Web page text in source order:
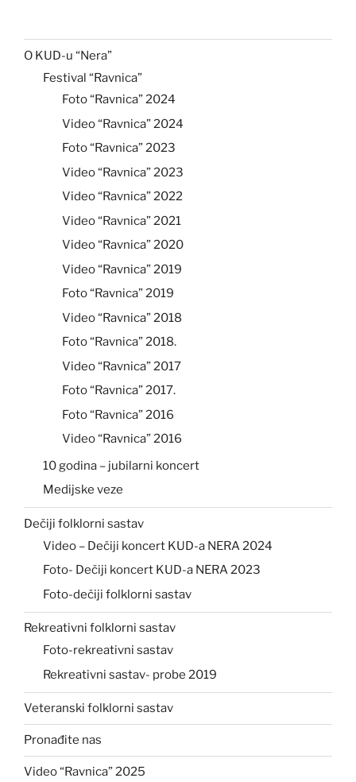
O KUD-u “Nera”
Festival “Ravnica”
Foto “Ravnica” 2024
Video “Ravnica” 2024
Foto “Ravnica” 2023
Video “Ravnica” 2023
Video “Ravnica” 2022
Video “Ravnica” 2021
Video “Ravnica” 2020
Video “Ravnica” 2019
Foto “Ravnica” 2019
Video “Ravnica” 2018
Foto “Ravnica” 2018.
Video “Ravnica” 2017
Foto “Ravnica” 2017.
Foto “Ravnica” 2016
Video “Ravnica” 2016
10 godina – jubilarni koncert
Medijske veze
Dečiji folklorni sastav
Video – Dečiji koncert KUD-a NERA 2024
Foto- Dečiji koncert KUD-a NERA 2023
Foto-dečiji folklorni sastav
Rekreativni folklorni sastav
Foto-rekreativni sastav
Rekreativni sastav- probe 2019
Veteranski folklorni sastav
Pronađite nas
Video “Ravnica” 2025